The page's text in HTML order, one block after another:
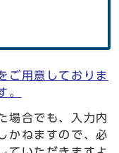
ご用意しておりま
。
場合でも、入力内
かねますので、必